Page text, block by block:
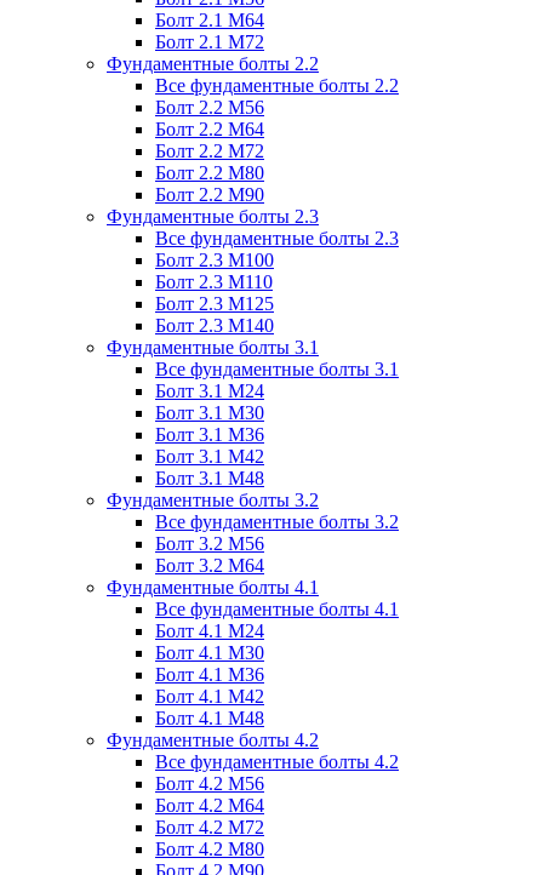
Болт 2.1 М64
Болт 2.1 М72
Фундаментные болты 2.2
Все фундаментные болты 2.2
Болт 2.2 М56
Болт 2.2 М64
Болт 2.2 М72
Болт 2.2 М80
Болт 2.2 М90
Фундаментные болты 2.3
Все фундаментные болты 2.3
Болт 2.3 М100
Болт 2.3 М110
Болт 2.3 М125
Болт 2.3 М140
Фундаментные болты 3.1
Все фундаментные болты 3.1
Болт 3.1 М24
Болт 3.1 М30
Болт 3.1 М36
Болт 3.1 М42
Болт 3.1 М48
Фундаментные болты 3.2
Все фундаментные болты 3.2
Болт 3.2 М56
Болт 3.2 М64
Фундаментные болты 4.1
Все фундаментные болты 4.1
Болт 4.1 М24
Болт 4.1 М30
Болт 4.1 М36
Болт 4.1 М42
Болт 4.1 М48
Фундаментные болты 4.2
Все фундаментные болты 4.2
Болт 4.2 М56
Болт 4.2 М64
Болт 4.2 М72
Болт 4.2 М80
Болт 4.2 М90